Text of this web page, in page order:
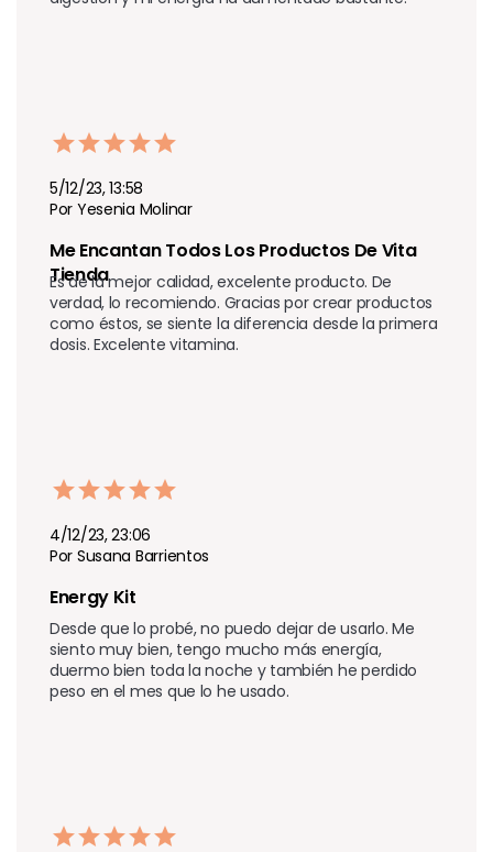
5/12/23, 13:58
Por Yesenia Molinar
Me Encantan Todos Los Productos De Vita
Tienda
Es de la mejor calidad, excelente producto. De
verdad, lo recomiendo. Gracias por crear productos
como éstos, se siente la diferencia desde la primera
dosis. Excelente vitamina.
4/12/23, 23:06
Por Susana Barrientos
Energy Kit
Desde que lo probé, no puedo dejar de usarlo. Me
siento muy bien, tengo mucho más energía,
duermo bien toda la noche y también he perdido
peso en el mes que lo he usado.